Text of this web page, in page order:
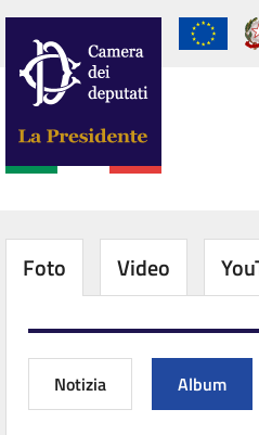
Foto Video
Notizia Album